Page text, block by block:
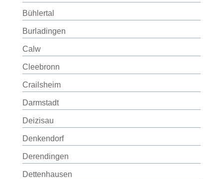
Bühlertal
Burladingen
Calw
Cleebronn
Crailsheim
Darmstadt
Deizisau
Denkendorf
Derendingen
Dettenhausen